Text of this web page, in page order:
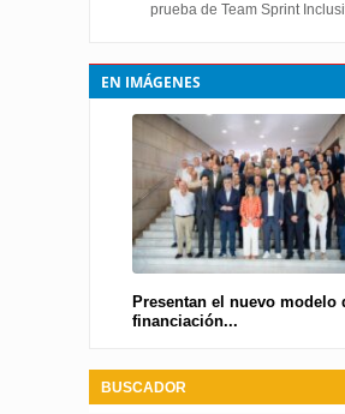
prueba de Team Sprint
EN IMÁGENES
Presentan el nuevo modelo
financiación...
BUSCADOR